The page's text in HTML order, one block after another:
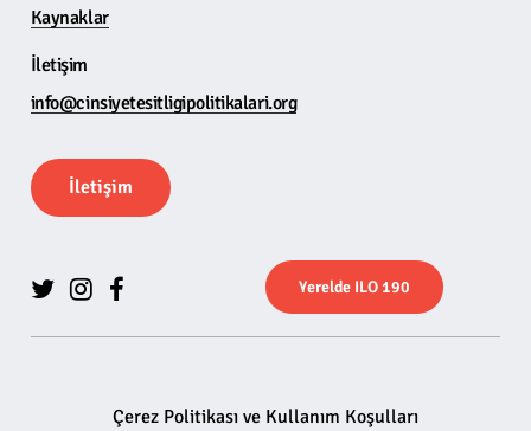
Kaynaklar
İletişim
info@cinsiyetesitligipolitikalari.org
İletişim
Yerelde ILO 190
Çerez Politikası ve Kullanım Koşulları